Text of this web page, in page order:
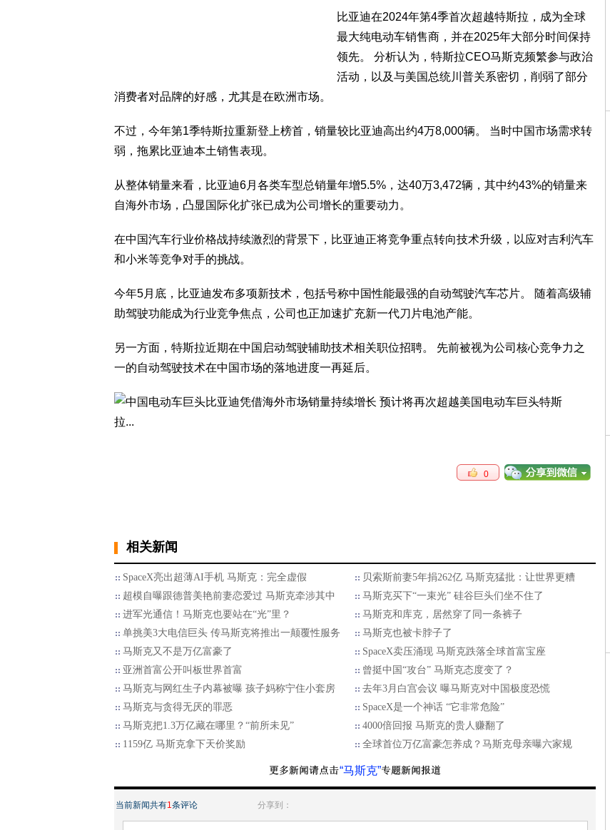
比亚迪在2024年第4季首次超越特斯拉，成为全球
最大纯电动车销售商，并在2025年大部分时间保持
领先。 分析认为，特斯拉CEO马斯克频繁参与政治
活动，以及与美国总统川普关系密切，削弱了部分
消费者对品牌的好感，尤其是在欧洲市场。
不过，今年第1季特斯拉重新登上榜首，销量较比亚迪高出约4万8,000辆。 当时中国市场需求转
弱，拖累比亚迪本土销售表现。
从整体销量来看，比亚迪6月各类车型总销量年增5.5%，达40万3,472辆，其中约43%的销量来
自海外市场，凸显国际化扩张已成为公司增长的重要动力。
在中国汽车行业价格战持续激烈的背景下，比亚迪正将竞争重点转向技术升级，以应对吉利汽车
和小米等竞争对手的挑战。
今年5月底，比亚迪发布多项新技术，包括号称中国性能最强的自动驾驶汽车芯片。 随着高级辅
助驾驶功能成为行业竞争焦点，公司也正加速扩充新一代刀片电池产能。
另一方面，特斯拉近期在中国启动驾驶辅助技术相关职位招聘。 先前被视为公司核心竞争力之
一的自动驾驶技术在中国市场的落地进度一再延后。
0
相关新闻
SpaceX亮出超薄AI手机 马斯克：完全虚假
贝索斯前妻5年捐262亿 马斯克猛批：让世界更糟
超模自曝跟德普美艳前妻恋爱过 马斯克牵涉其中
马斯克买下“一束光” 硅谷巨头们坐不住了
进军光通信！马斯克也要站在“光”里？
马斯克和库克，居然穿了同一条裤子
单挑美3大电信巨头 传马斯克将推出一颠覆性服务
马斯克也被卡脖子了
马斯克又不是万亿富豪了
SpaceX卖压涌现 马斯克跌落全球首富宝座
亚洲首富公开叫板世界首富
曾挺中国“攻台” 马斯克态度变了？
马斯克与网红生子内幕被曝 孩子妈称宁住小套房
去年3月白宫会议 曝马斯克对中国极度恐慌
马斯克与贪得无厌的罪恶
SpaceX是一个神话 “它非常危险”
马斯克把1.3万亿藏在哪里？“前所未见”
4000倍回报 马斯克的贵人赚翻了
1159亿 马斯克拿下天价奖励
全球首位万亿富豪怎养成？马斯克母亲曝六家规
“马斯克”
当前新闻共有1条评论 分享到：